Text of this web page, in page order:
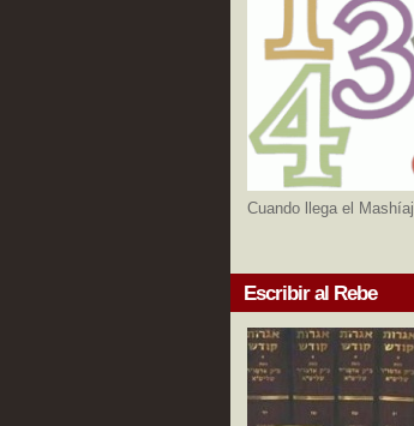
Cuando llega el Mashíaj
Escribir al Rebe